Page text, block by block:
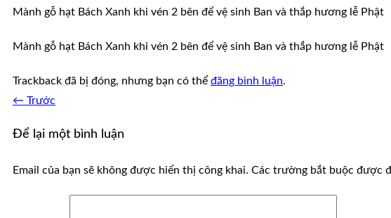
Mành gỗ hạt Bách Xanh khi vén 2 bên để vệ sinh Ban và thắp hương lễ Phật
Mành gỗ hạt Bách Xanh khi vén 2 bên để vệ sinh Ban và thắp hương lễ Phật
Trackback đã bị đóng, nhưng bạn có thể đăng bình luận.
← Trước
Để lại một bình luận
Email của bạn sẽ không được hiển thị công khai. Các trường bắt buộc được